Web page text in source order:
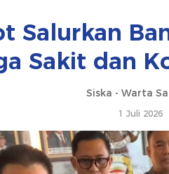
Salurkan
Sakit dan
Siska - Warta
1 Juli 2026